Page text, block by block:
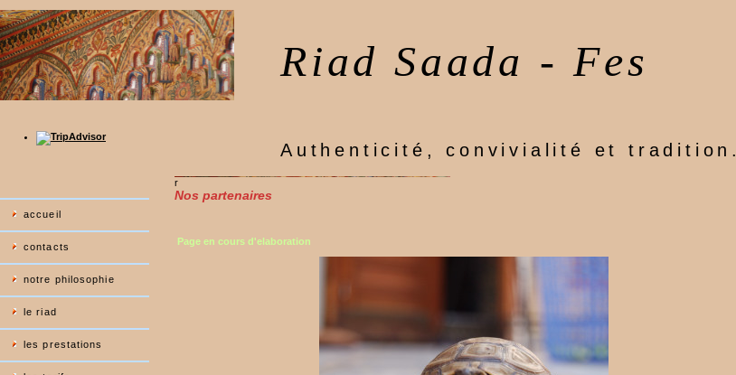
Riad Saada - Fes
Authenticité, convivialité et tradition.
accueil
contacts
notre philosophie
le riad
les prestations
r
Nos partenaires
Page en cours d'elaboration